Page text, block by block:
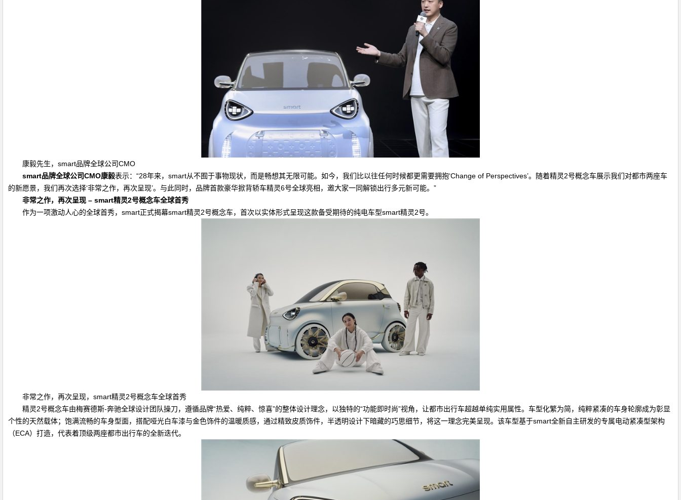
康毅先生，smart品牌全球公司CMO
smart品牌全球公司CMO康毅表示：“28年来，smart从不囿于事物现状，而是畅想其无限可能。如今，我们比以往任何时候都更需要拥抱‘Change of Perspectives’。随着精灵2号概念车展示我们对都市两座车
的新愿景，我们再次选择‘非常之作，再次呈现’。与此同时，品牌首款豪华掀背轿车精灵6号全球亮相，邀大家一同解锁出行多元新可能。”
非常之作，再次呈现 – smart精灵2号概念车全球首秀
作为一项激动人心的全球首秀，smart正式揭幕smart精灵2号概念车，首次以实体形式呈现这款备受期待的纯电车型smart精灵2号。
非常之作，再次呈现，smart精灵2号概念车全球首秀
精灵2号概念车由梅赛德斯-奔驰全球设计团队操刀，遵循品牌“热爱、纯粹、惊喜”的整体设计理念，以独特的“功能即时尚”视角，让都市出行车超越单纯实用属性。车型化繁为简，纯粹紧凑的车身轮廓成为彰显
个性的天然载体；饱满流畅的车身型面，搭配哑光白车漆与金色饰件的温暖质感，通过精致皮质饰件，半透明设计下暗藏的巧思细节，将这一理念完美呈现。该车型基于smart全新自主研发的专属电动紧凑型架构
（ECA）打造，代表着顶级两座都市出行车的全新迭代。